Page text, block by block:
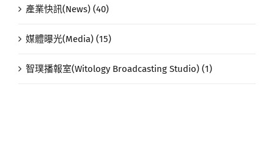
產業快訊(News) (40)
媒體曝光(Media) (15)
智璞播報室(Witology Broadcasting Studio) (1)